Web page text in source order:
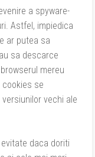
a spyware-
Astfel, impiedica
ar putea sa
sa descarce
mereu
se
vechi ale
daca doriti